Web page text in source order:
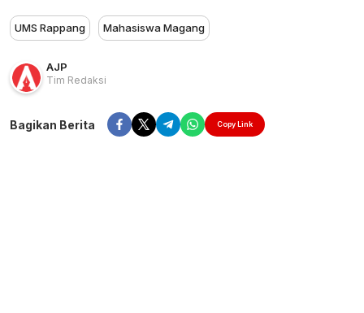
UMS Rappang Mahasiswa Magang
AJP
Tim Redaksi
Bagikan Berita Copy Link